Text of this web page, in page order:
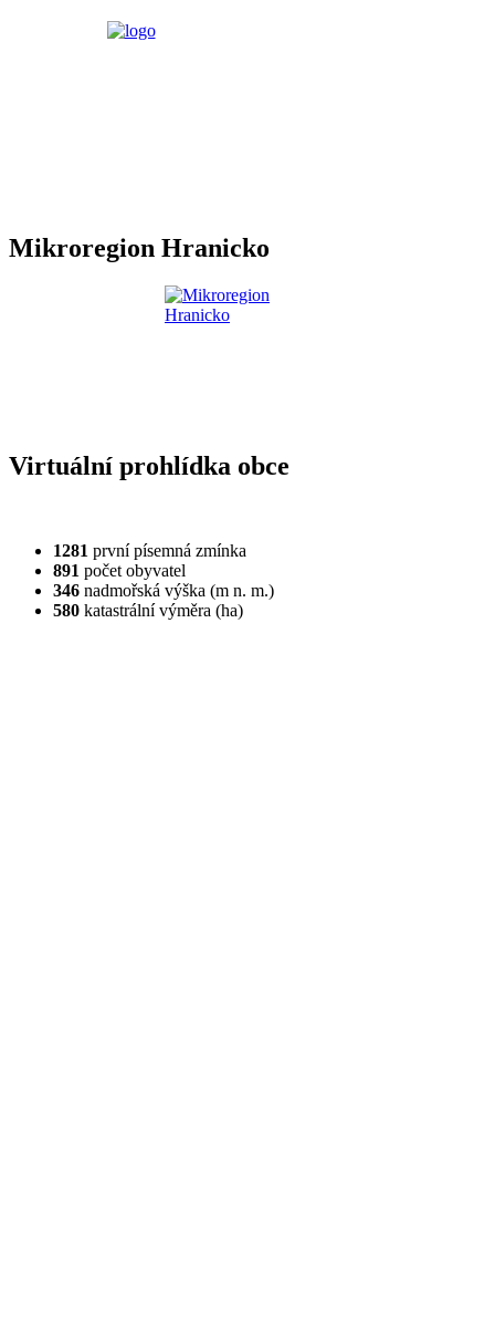
Mikroregion Hranicko
Virtuální prohlídka obce
1281 první písemná zmínka
891 počet obyvatel
346 nadmořská výška (m n. m.)
580 katastrální výměra (ha)